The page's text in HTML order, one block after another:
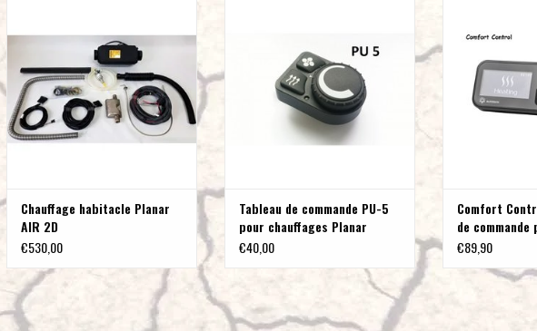
Chauffage habitacle Planar
AIR 2D
€530,00
AJOUTER AU PANIER
Tableau de commande PU-5
pour chauffages Planar
€40,00
AJOUTER
Comfort
de commande
chauffages
€89,90